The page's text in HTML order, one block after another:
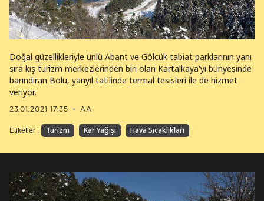
23.01.2021 17:35 AA
Doğal güzellikleriyle ünlü Abant ve Gölcük tabiat parklarının yanı
sıra kış turizm merkezlerinden biri olan Kartalkaya'yı bünyesinde
barındıran Bolu, yarıyıl tatilinde termal tesisleri ile de hizmet
veriyor.
Etiketler : Turizm Kar Yağışı Hava Sıcaklıkları